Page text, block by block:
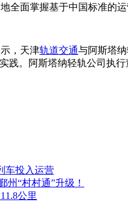
全面掌握基于中国标准的运
，天津轨道交通与阿斯塔
践。阿斯塔纳轻轨公司执
车投入运营
州“村村通”升级！
公里